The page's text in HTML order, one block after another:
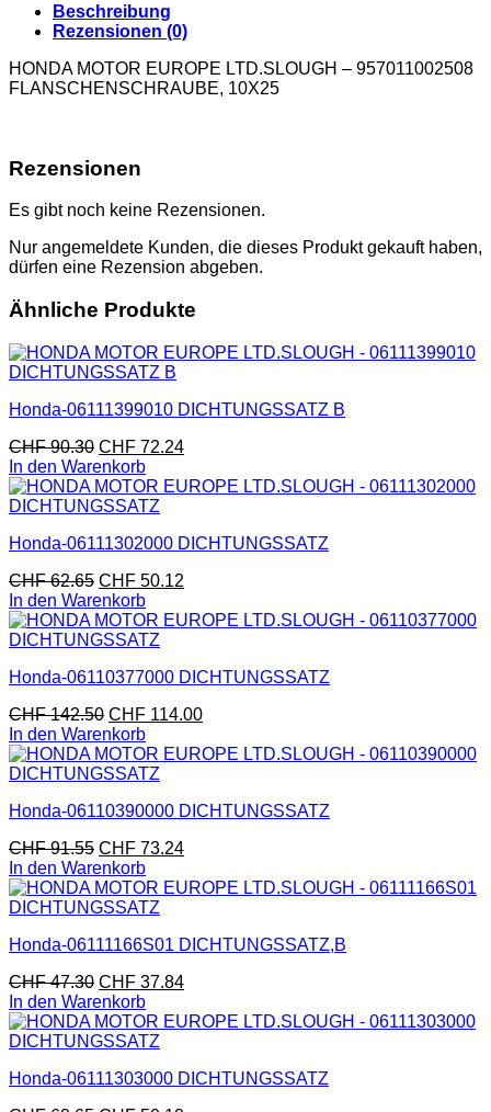
Beschreibung
Rezensionen (0)
HONDA MOTOR EUROPE LTD.SLOUGH – 957011002508
FLANSCHENSCHRAUBE, 10X25
Rezensionen
Es gibt noch keine Rezensionen.
Nur angemeldete Kunden, die dieses Produkt gekauft haben,
dürfen eine Rezension abgeben.
Ähnliche Produkte
Honda-06111399010 DICHTUNGSSATZ B
CHF90.30 CHF 72.24
In den Warenkorb
Honda-06111302000 DICHTUNGSSATZ
CHF62.65 CHF 50.12
In den Warenkorb
Honda-06110377000 DICHTUNGSSATZ
CHF142.50 CHF 114.00
In den Warenkorb
Honda-06110390000 DICHTUNGSSATZ
CHF91.55 CHF 73.24
In den Warenkorb
Honda-06111166S01 DICHTUNGSSATZ,B
CHF47.30 CHF 37.84
In den Warenkorb
Honda-06111303000 DICHTUNGSSATZ